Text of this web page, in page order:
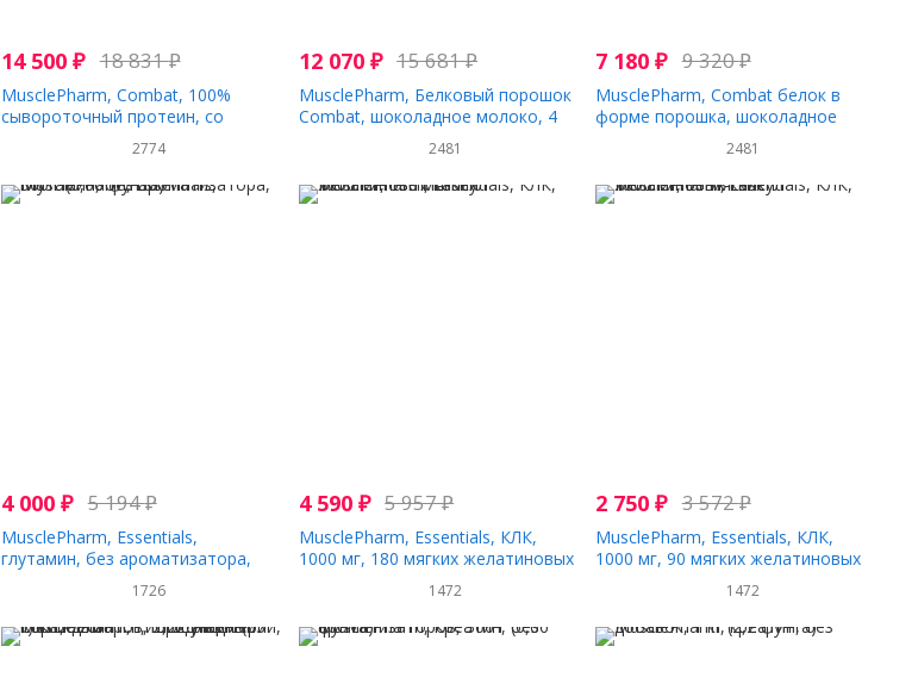
14 500₽ 18 831₽
MusclePharm, Combat, 100%
сывороточный протеин, со
вкусом шоколадного молока,
2278 г (5 фунтов)2774
12 070 ₽ 15 681₽
MusclePharm, Белковый порошок
Combat, шоколадное молоко, 4
2481
7 180₽ 9 320₽
MusclePharm, Combat белок в
форме порошка, шоколадное
молоко, 32 унции (907 г)
2481
4 000₽ 5 194₽
MusclePharm, Essentials,
глутамин, без ароматизатора,
1726
4 590 ₽ 5 957₽
MusclePharm, Essentials, КЛК,
1000 мг, 180 мягких желатиновых
1472
2 750₽ 3 572₽
MusclePharm, Essentials, КЛК,
1000 мг, 90 мягких желатиновых
1472